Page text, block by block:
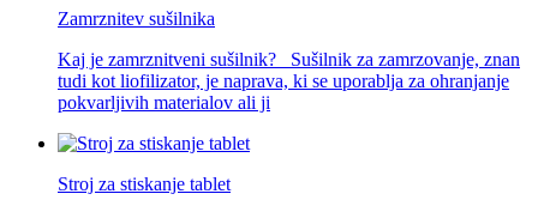
Zamrznitev sušilnika
Kaj je zamrznitveni sušilnik? Sušilnik za zamrzovanje, znan
tudi kot liofilizator, je naprava, ki se uporablja za ohranjanje
pokvarljivih materialov ali ji
Stroj za stiskanje tablet